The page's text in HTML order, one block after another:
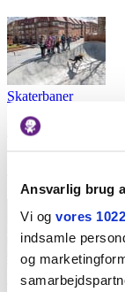
Ansvarlig brug
Vi og vores
indsamle
og
Skaterbaner
De 3 spots for
Forlystelsesparker